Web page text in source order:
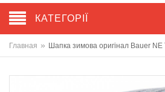
КАТЕГОРІЇ
Главная » Шапка зимова оригінал Bauer